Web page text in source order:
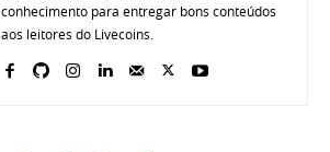
conhecimento para entregar bons conteúdos
aos leitores do Livecoins.